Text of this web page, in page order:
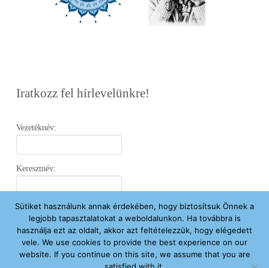
Iratkozz fel hírlevelünkre!
Vezetéknév:
Keresztnév:
Email:
Elfogadom az Adatvédelmi Nyilatkozatot.
Sütiket használunk annak érdekében, hogy biztosítsuk Önnek a
legjobb tapasztalatokat a weboldalunkon. Ha továbbra is
használja ezt az oldalt, akkor azt feltételezzük, hogy elégedett
vele. We use cookies to provide the best experience on our
website. If you continue on this site, we assume that you are